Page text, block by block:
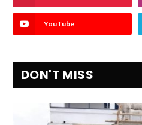
YouTube
DON'T MISS